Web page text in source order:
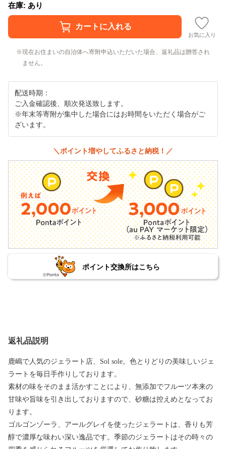
在庫: あり
お気に入り
現在お住まいの自治体へ寄附申込いただいた場合、返礼品は贈答され
ません。
配送時期：
ご入金確認後、順次発送致します。
※年末等寄附が集中した場合にはお時間をいただく場合がご
ざいます。
＼ポイント増やしてふるさと納税！／
ポイント交換所はこちら
返礼品説明
鹿嶋で人気のジェラート店、Sol sole。色とりどりの美味しいジェ
ラートを毎日手作りしております。
素材の味をそのまま活かすことにより、無添加でフルーツ本来の
甘味や旨味を引き出しておりますので、砂糖は控えめとなってお
ります。
ゴルゴンゾーラ、アールグレイを使ったジェラートは、香りも芳
醇で濃厚な味わい深い逸品です。季節のジェラートはその時々の